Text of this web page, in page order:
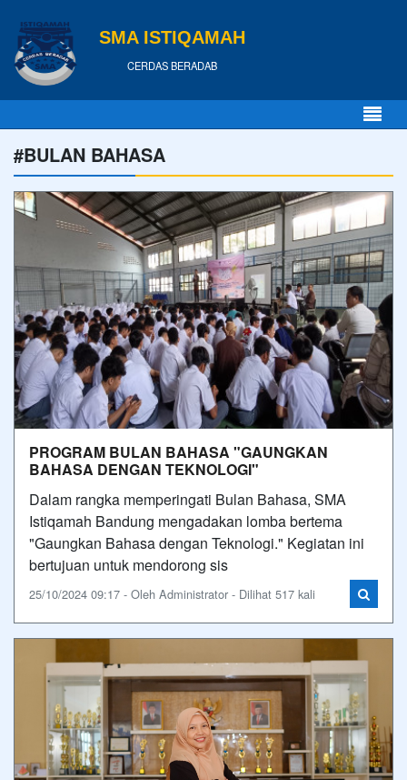
SMA ISTIQAMAH
CERDAS BERADAB
#BULAN BAHASA
PROGRAM BULAN BAHASA "GAUNGKAN
BAHASA DENGAN TEKNOLOGI"
Dalam rangka memperingati Bulan Bahasa, SMA
Istiqamah Bandung mengadakan lomba bertema
"Gaungkan Bahasa dengan Teknologi." Kegiatan ini
bertujuan untuk mendorong sis
25/10/2024 09:17 - Oleh Administrator - Dilihat 517 kali